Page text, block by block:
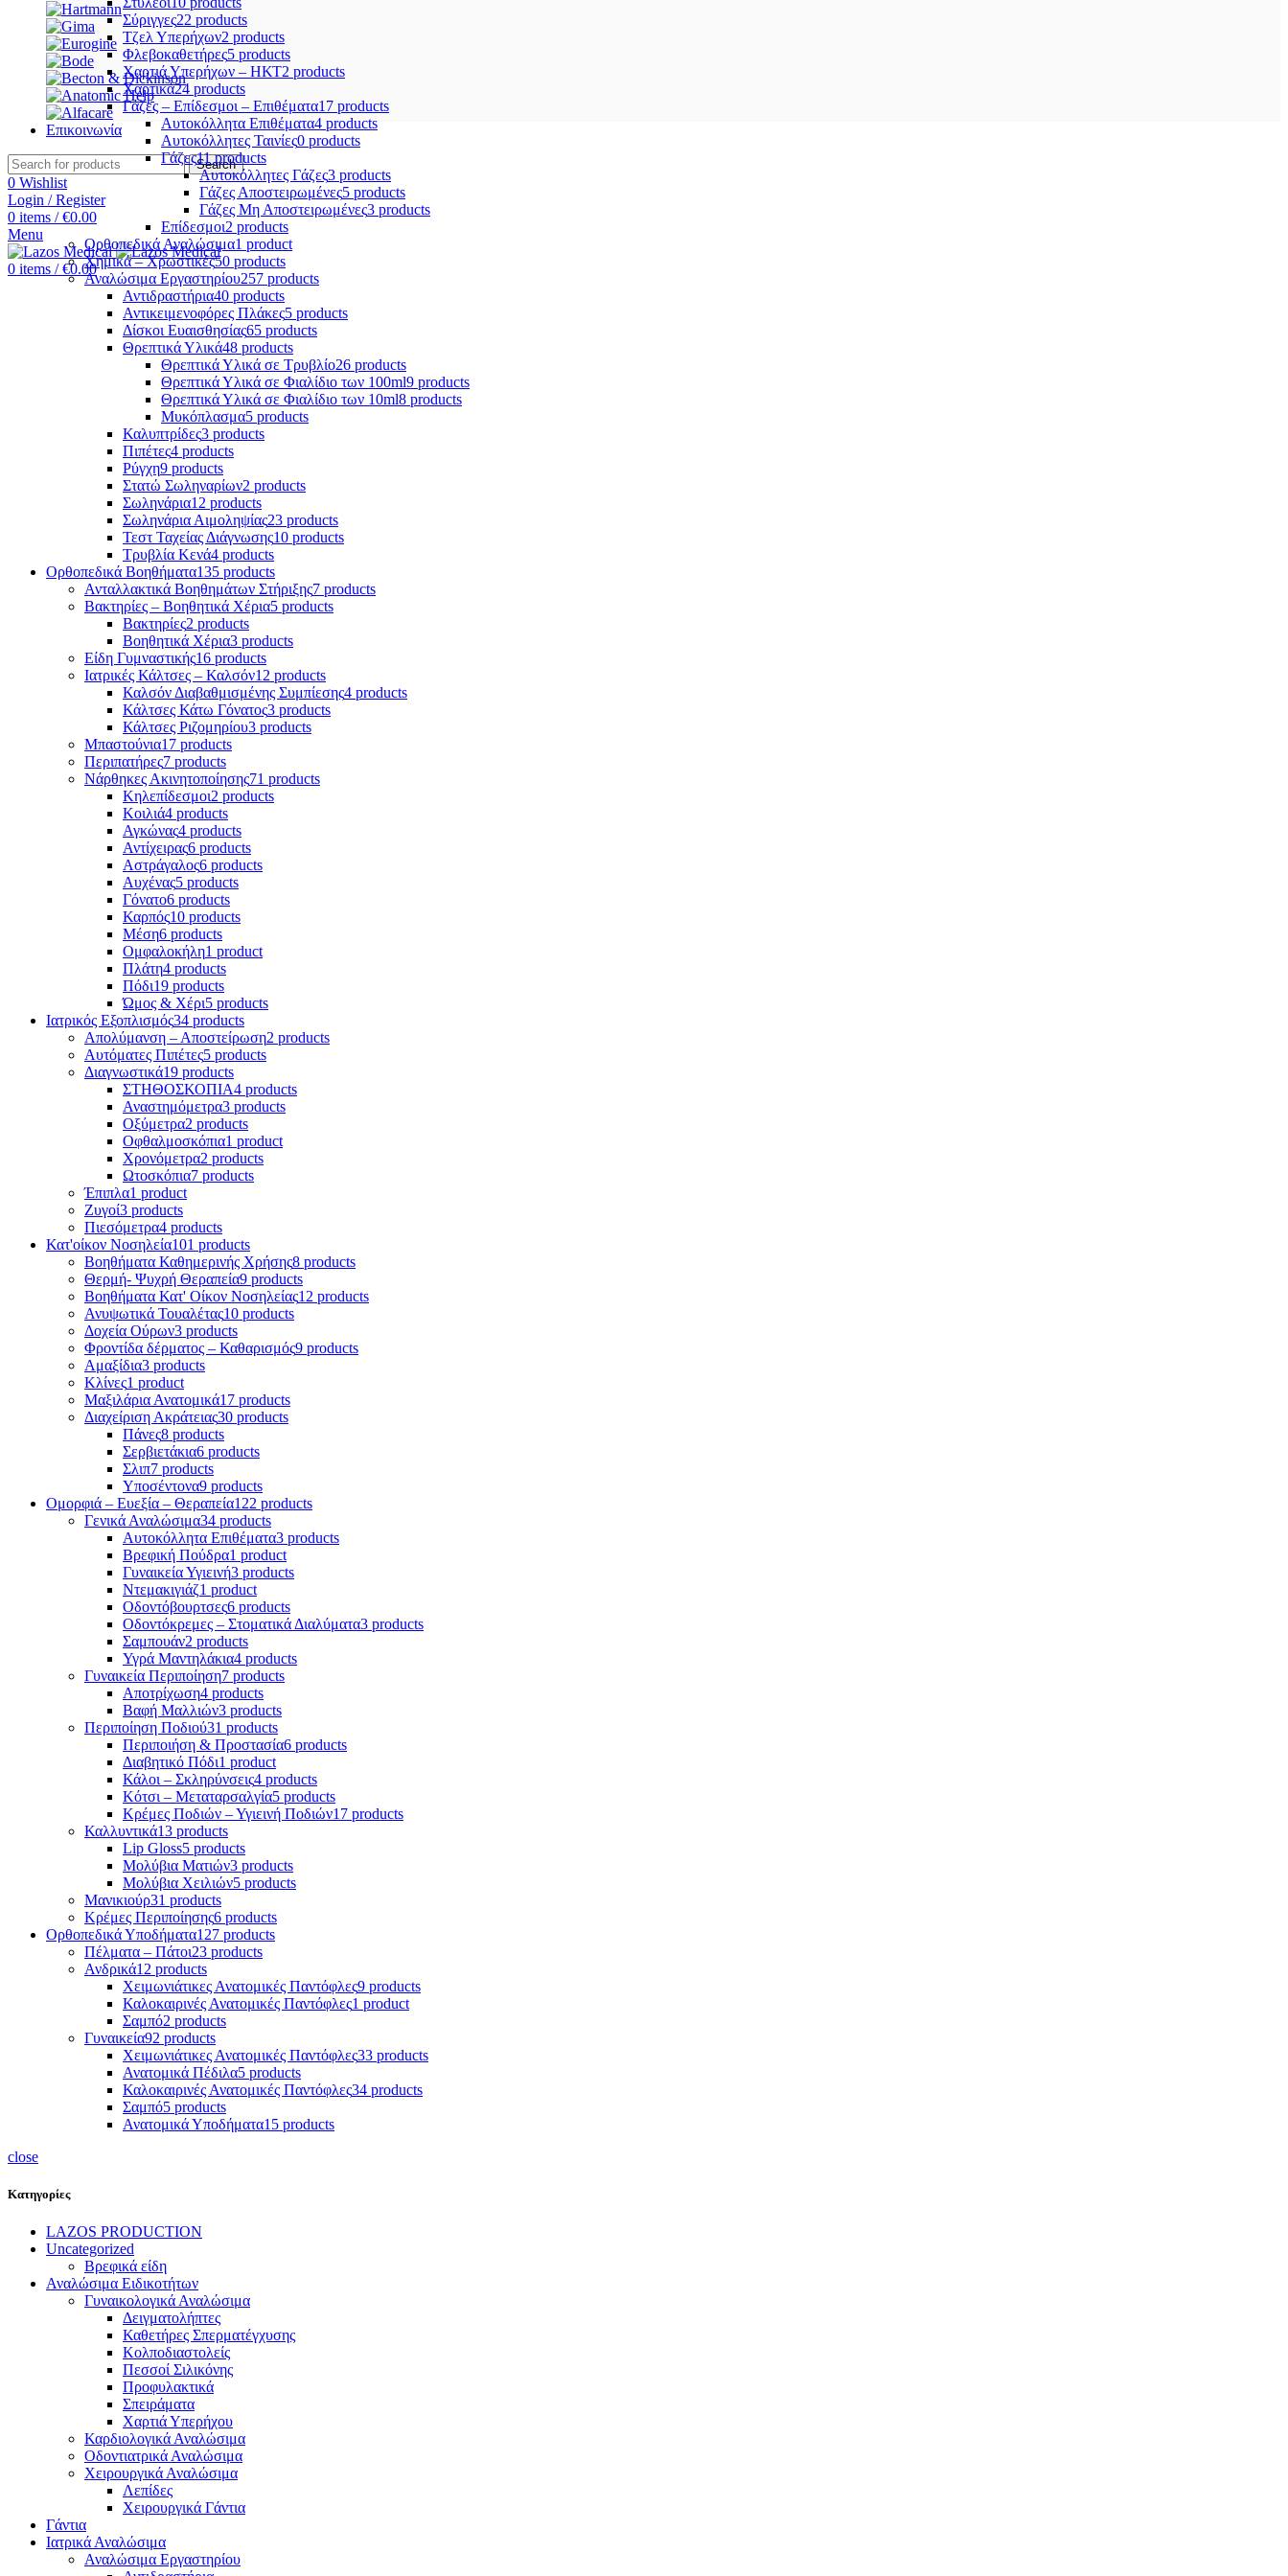
Επικοινωνία
Search
0 Wishlist
Login / Register
0 items / €0.00
Menu
0 items / €0.00
Σύριγγες22 products
Τζελ Υπερήχων2 products
Φλεβοκαθετήρες5 products
Χαρτιά Υπερήχων – ΗΚΤ2 products
Χαρτικά24 products
Γάζες – Επίδεσμοι – Επιθέματα17 products
Αυτοκόλλητα Επιθέματα4 products
Αυτοκόλλητες Ταινίες0 products
Γάζες11 products
Αυτοκόλλητες Γάζες3 products
Γάζες Αποστειρωμένες5 products
Γάζες Μη Αποστειρωμένες3 products
Επίδεσμοι2 products
Ορθοπεδικά Αναλώσιμα1 product
Χημικά – Χρωστικές50 products
Αναλώσιμα Εργαστηρίου257 products
Αντιδραστήρια40 products
Αντικειμενοφόρες Πλάκες5 products
Δίσκοι Ευαισθησίας65 products
Θρεπτικά Υλικά48 products
Θρεπτικά Υλικά σε Τρυβλίο26 products
Θρεπτικά Υλικά σε Φιαλίδιο των 100ml9 products
Θρεπτικά Υλικά σε Φιαλίδιο των 10ml8 products
Μυκόπλασμα5 products
Καλυπτρίδες3 products
Πιπέτες4 products
Ρύγχη9 products
Στατώ Σωληναρίων2 products
Σωληνάρια12 products
Σωληνάρια Αιμοληψίας23 products
Τεστ Ταχείας Διάγνωσης10 products
Τρυβλία Κενά4 products
Ορθοπεδικά Βοηθήματα135 products
Ανταλλακτικά Βοηθημάτων Στήριξης7 products
Βακτηρίες – Βοηθητικά Χέρια5 products
Βακτηρίες2 products
Βοηθητικά Χέρια3 products
Είδη Γυμναστικής16 products
Ιατρικές Κάλτσες – Καλσόν12 products
Καλσόν Διαβαθμισμένης Συμπίεσης4 products
Κάλτσες Κάτω Γόνατος3 products
Κάλτσες Ριζομηρίου3 products
Μπαστούνια17 products
Περιπατήρες7 products
Νάρθηκες Ακινητοποίησης71 products
Κηλεπίδεσμοι2 products
Κοιλιά4 products
Αγκώνας4 products
Αντίχειρας6 products
Αστράγαλος6 products
Αυχένας5 products
Γόνατο6 products
Καρπός10 products
Μέση6 products
Ομφαλοκήλη1 product
Πλάτη4 products
Πόδι19 products
Ώμος & Χέρι5 products
Ιατρικός Εξοπλισμός34 products
Απολύμανση – Αποστείρωση2 products
Αυτόματες Πιπέτες5 products
Διαγνωστικά19 products
ΣΤΗΘΟΣΚΟΠΙΑ4 products
Αναστημόμετρα3 products
Οξύμετρα2 products
Οφθαλμοσκόπια1 product
Χρονόμετρα2 products
Ωτοσκόπια7 products
Έπιπλα1 product
Ζυγοί3 products
Πιεσόμετρα4 products
Κατ'οίκον Νοσηλεία101 products
Βοηθήματα Καθημερινής Χρήσης8 products
Θερμή- Ψυχρή Θεραπεία9 products
Βοηθήματα Κατ' Οίκον Νοσηλείας12 products
Ανυψωτικά Τουαλέτας10 products
Δοχεία Ούρων3 products
Φροντίδα δέρματος – Καθαρισμός9 products
Αμαξίδια3 products
Κλίνες1 product
Μαξιλάρια Ανατομικά17 products
Διαχείριση Ακράτειας30 products
Πάνες8 products
Σερβιετάκια6 products
Σλιπ7 products
Υποσέντονα9 products
Ομορφιά – Ευεξία – Θεραπεία122 products
Γενικά Αναλώσιμα34 products
Αυτοκόλλητα Επιθέματα3 products
Βρεφική Πούδρα1 product
Γυναικεία Υγιεινή3 products
Ντεμακιγιάζ1 product
Οδοντόβουρτσες6 products
Οδοντόκρεμες – Στοματικά Διαλύματα3 products
Σαμπουάν2 products
Υγρά Μαντηλάκια4 products
Γυναικεία Περιποίηση7 products
Αποτρίχωση4 products
Βαφή Μαλλιών3 products
Περιποίηση Ποδιού31 products
Περιποιήση & Προστασία6 products
Διαβητικό Πόδι1 product
Κάλοι – Σκληρύνσεις4 products
Κότσι – Μεταταρσαλγία5 products
Κρέμες Ποδιών – Υγιεινή Ποδιών17 products
Καλλυντικά13 products
Lip Gloss5 products
Μολύβια Ματιών3 products
Μολύβια Χειλιών5 products
Μανικιούρ31 products
Κρέμες Περιποίησης6 products
Ορθοπεδικά Υποδήματα127 products
Πέλματα – Πάτοι23 products
Ανδρικά12 products
Χειμωνιάτικες Ανατομικές Παντόφλες9 products
Καλοκαιρινές Ανατομικές Παντόφλες1 product
Σαμπό2 products
Γυναικεία92 products
Χειμωνιάτικες Ανατομικές Παντόφλες33 products
Ανατομικά Πέδιλα5 products
Καλοκαιρινές Ανατομικές Παντόφλες34 products
Σαμπό5 products
Ανατομικά Υποδήματα15 products
close
Κατηγορίες
LAZOS PRODUCTION
Uncategorized
Βρεφικά είδη
Αναλώσιμα Ειδικοτήτων
Γυναικολογικά Αναλώσιμα
Δειγματολήπτες
Καθετήρες Σπερματέγχυσης
Κολποδιαστολείς
Πεσσοί Σιλικόνης
Προφυλακτικά
Σπειράματα
Χαρτιά Υπερήχου
Καρδιολογικά Αναλώσιμα
Οδοντιατρικά Αναλώσιμα
Χειρουργικά Αναλώσιμα
Λεπίδες
Χειρουργικά Γάντια
Γάντια
Ιατρικά Αναλώσιμα
Αναλώσιμα Εργαστηρίου